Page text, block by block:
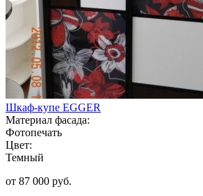
Шкаф-купе EGGER
Материал фасада:
Фотопечать
Цвет:
Темный
от 87 000 руб.